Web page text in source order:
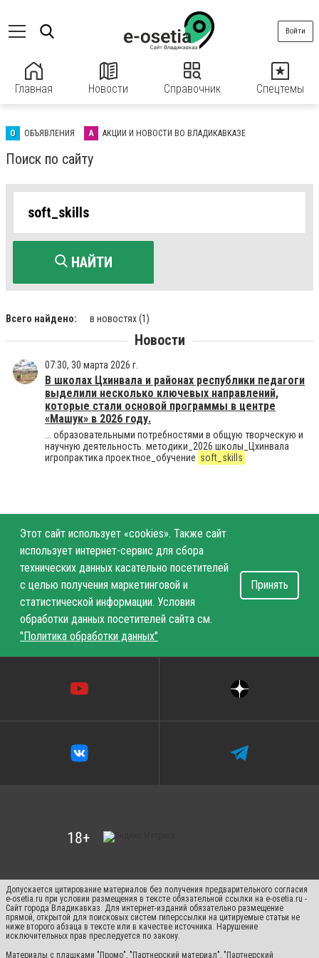
Главная Новости Справочник Спецтемы
Войти
О ОБЪЯВЛЕНИЯ А АКЦИИ И НОВОСТИ ВО ВЛАДИКАВКАЗЕ
Поиск по сайту
НАЙТИ
Всего найдено: в новостях(1)
Новости
07:30, 30 марта 2026 г.
В школах Цхинвала и районах республики педагоги
выделили несколько ключевых направлений,
которые стали основой программы в центре
«Машук» в 2026 году.
... образовательными потребностями в общую творческую и
научную деятельность. методики_2026 школы_Цхинвала
игропрактика проектное_обучение soft_skills
Этот сайт использует «cookies». Также сайт
использует интернет-сервис для сбора
технических данных касательно посетителей
с целью получения маркетинговой и
статистической информации. Условия
обработки данных посетителей сайта см.
"Политика обработки данных"
Принять
Допускается цитирование материалов без получения предварительного согласия
e-osetia.ru при условии размещения в тексте обязательной ссылки на e-osetia.ru -
Сайт города Владикавказ. Для интернет-изданий обязательно размещение
прямой, открытой для поисковых систем гиперссылки на цитируемые статьи не
ниже второго абзаца в тексте или в качестве источника. Нарушение
исключительных прав преследуется по закону.
Материалы с плашками "Промо", "Партнерский материал", "Партнерский